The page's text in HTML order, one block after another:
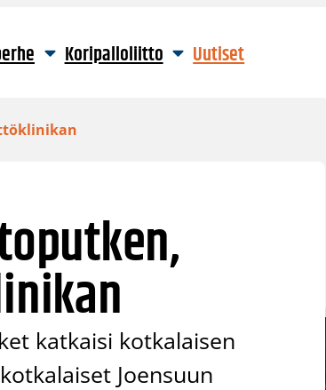
Koripalloliitto Uutiset
katkaisi kotkalaisen
Joensuun